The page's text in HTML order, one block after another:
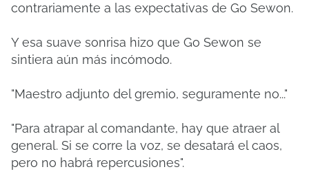
contrariamente a las expectativas de Go Sewon.
Y esa suave sonrisa hizo que Go Sewon se
sintiera aún más incómodo.
"Maestro adjunto del gremio, seguramente no..."
"Para atrapar al comandante, hay que atraer al
general. Si se corre la voz, se desatará el caos,
pero no habrá repercusiones".